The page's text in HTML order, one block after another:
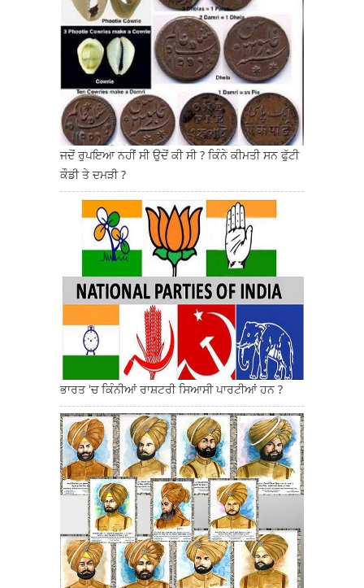
ਜਦੋਂ ਰੁਪਇਆ ਨਹੀਂ ਸੀ ਉਦੋਂ ਕੀ ਸੀ ? ਕਿੰਨੇ ਕੀਮਤੀ ਸਨ ਫੁੱਟੀ
ਕੌਡੀ ਤੇ ਦਮੜੀ ?
ਭਾਰਤ 'ਚ ਕਿੰਨੀਆਂ ਰਾਸ਼ਟਰੀ ਸਿਆਸੀ ਪਾਰਟੀਆਂ ਹਨ ?